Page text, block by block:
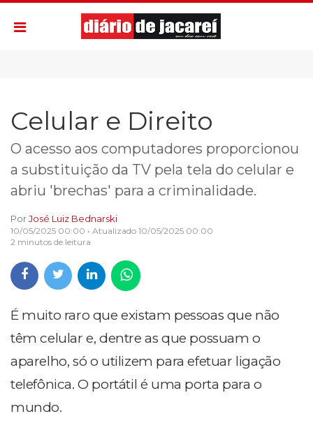
Celular e Direito
O acesso aos computadores proporcionou
a substituição da TV pela tela do celular e
abriu 'brechas' para a criminalidade.
PorJosé Luiz Bednarski
10/05/2025 00:00 • Atualizado 10/05/2025 00:00
2 minutos de leitura
É muito raro que existam pessoas que não
têm celular e, dentre as que possuam o
aparelho, só o utilizem para efetuar ligação
telefônica. O portátil é uma porta para o
mundo.